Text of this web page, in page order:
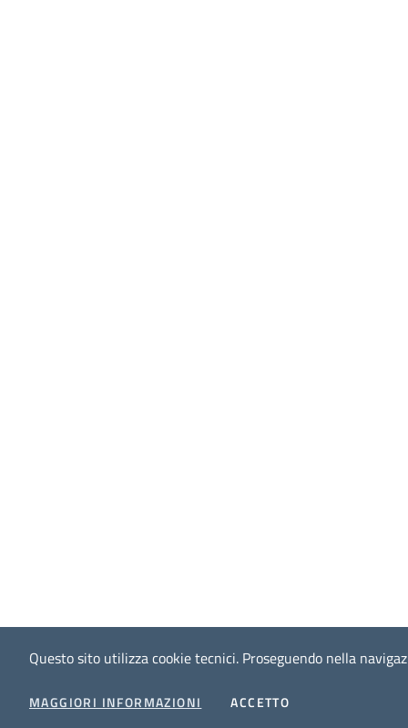
Questo sito utilizza cookie tecnici. Proseguendo nella
MAGGIORI INFORMAZIONI ACCETTO